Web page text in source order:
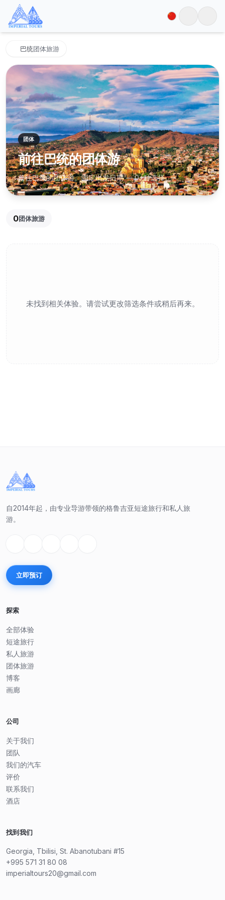
巴统团体旅游
团体
前往巴统的团体游
前往巴统的团体游。固定出发日期 — 0+种选择。
0团体旅游
未找到相关体验。请尝试更改筛选条件或稍后再来。
自2014年起，由专业导游带领的格鲁吉亚短途旅行和私人旅
游。
立即预订
探索
全部体验
短途旅行
私人旅游
团体旅游
博客
画廊
公司
关于我们
团队
我们的汽车
评价
联系我们
酒店
找到我们
Georgia, Tbilisi, St. Abanotubani #15
+995 571 31 80 08
imperialtours20@gmail.com